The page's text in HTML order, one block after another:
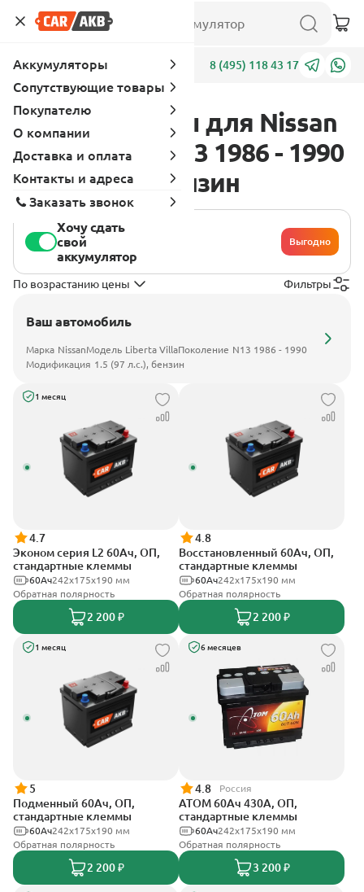
Адреса 8 (495) 118 43 17
Аккумуляторы для Nissan
Liberta Villa N13 1986 - 1990
1.5 (97 л.с.), бензин
Хочу сдать
свой
аккумулятор
Выгодно
По возрастанию цены Фильтры
Ваш автомобиль
Марка NissanМодель Liberta VillaПоколение N13 1986 - 1990
Модификация 1.5 (97 л.с.), бензин
1 месяц
4.7
Эконом серия L2 60Ач, ОП,
стандартные клеммы
242х175х190 мм
60Ач
Обратная полярность
2 200 ₽
4.8
Восстановленный 60Ач, ОП,
стандартные клеммы
242х175х190 мм
60Ач
Обратная полярность
2 200 ₽
1 месяц
5
Подменный 60Ач, ОП,
стандартные клеммы
242х175х190 мм
60Ач
Обратная полярность
2 200 ₽
6 месяцев
4.8 Россия
АТОМ 60Ач 430А, ОП,
стандартные клеммы
242х175х190 мм
60Ач
Обратная полярность
3 200 ₽
Аккумуляторы
Сопутствующие товары
Покупателю
О компании
Доставка и оплата
Контакты и адреса
Заказать звонок